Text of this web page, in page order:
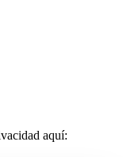
aquí: